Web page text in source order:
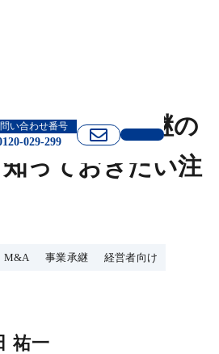
い合わせ番号
029-299
は？事業承継の
っておきたい注
M&A 事業承継 経営者向け
祐一